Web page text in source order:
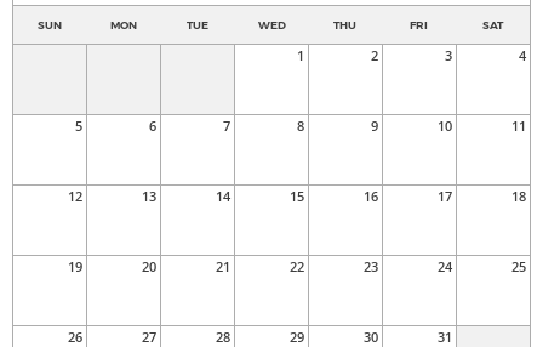
SUN MON TUE WED THU FRI SAT
1 2 3 4
5 6 7 8 9 10 11
12 13 14 15 16 17 18
19 20 21 22 23 24 25
26 27 28 29 30 31